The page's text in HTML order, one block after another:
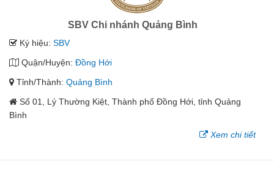
SBV Chi nhánh Quảng Bình
Ký hiệu: SBV
Quận/Huyện: Đồng Hới
Tỉnh/Thành: Quảng Bình
Số 01, Lý Thường Kiệt, Thành phố Đồng Hới, tỉnh Quảng
Bình
Xem chi tiết